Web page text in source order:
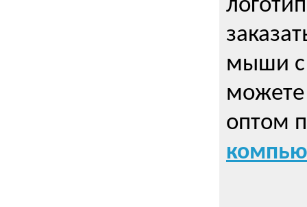
мыши с
можете
оптом